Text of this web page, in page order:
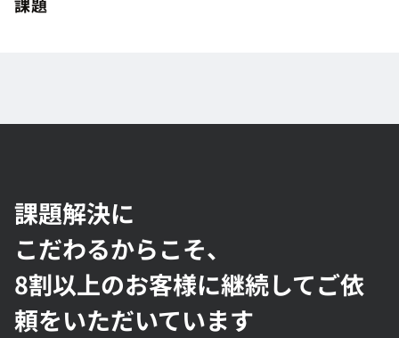
課題解決に
こだわるからこそ、
8割以上のお客様に継続してご依
頼をいただいています